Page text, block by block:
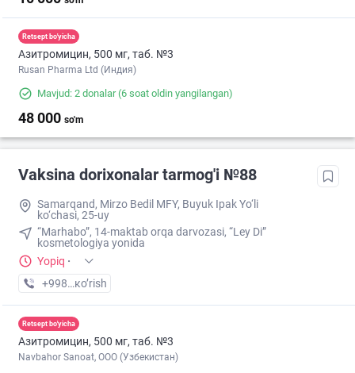
Retsept bo'yicha
Азитромицин, 500 мг, таб. №3
Rusan Pharma Ltd (Индия)
Mavjud: 2 donalar(6 soat oldin yangilangan)
48 000 so'm
Vaksina dorixonalar tarmog'i №88
Samarqand, Mirzo Bedil MFY, Buyuk Ipak Yo‘li
ko‘chasi, 25-uy
“Marhabo”, 14-maktab orqa darvozasi, “Ley Di”
kosmetologiya yonidа
Yopiq ·
+998 (77) XXX-XX-XX
кo’rish
Retsept bo'yicha
Азитромицин, 500 мг, таб. №3
Navbahor Sanoat, ООО (Узбекистан)